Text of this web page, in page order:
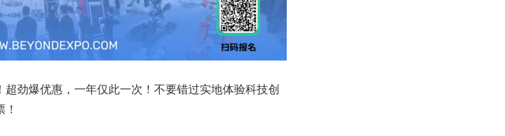
超劲爆优惠，一年仅此一次！不要错过实地体验科技创